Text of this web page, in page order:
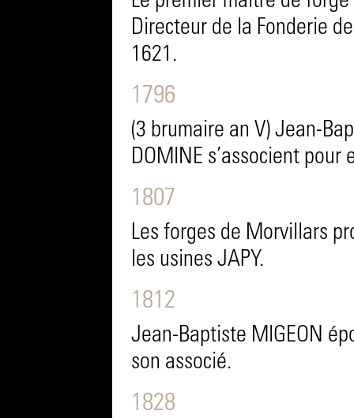
Directeur de la Fonderie
1621.
1796
(3 brumaire an V) Jean-
DOMINE s’associent
1807
Les forges de Morvillars
les usines JAPY.
1812
Jean-Baptiste MIGEON
son associé.
1828